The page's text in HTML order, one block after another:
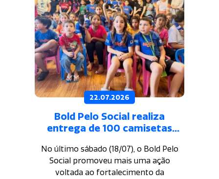
22.07.2026
Bold Pelo Social realiza
entrega de 100 camisetas
Mesa - Um Lugar Para Todos
No último sábado (18/07), o Bold Pelo
Social promoveu mais uma ação
voltada ao fortalecimento da